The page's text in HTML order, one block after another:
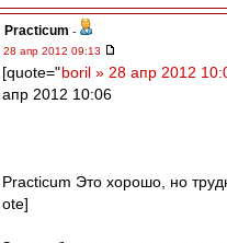
Practicum -
28 апр 2012 09:13
[quote="boril » 28 апр 2012
апр 2012 10:06
Practicum Это хорошо, но
ote]